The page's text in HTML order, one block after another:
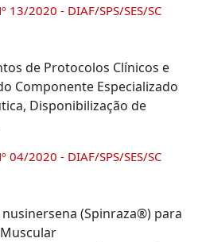
13/2020 - DIAF/SPS/SES/SC
de Protocolos Clínicos e
Componente Especializado
Disponibilização de
04/2020 - DIAF/SPS/SES/SC
(Spinraza®) para